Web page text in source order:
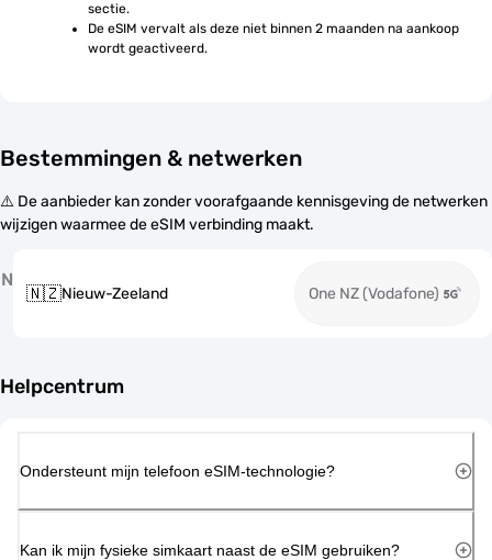
sectie.
De eSIM vervalt als deze niet binnen 2 maanden na aankoop
wordt geactiveerd.
Bestemmingen & netwerken
⚠️ De aanbieder kan zonder voorafgaande kennisgeving de netwerken
wijzigen waarmee de eSIM verbinding maakt.
N
🇳🇿Nieuw-Zeeland One NZ (Vodafone)
Helpcentrum
Ondersteunt mijn telefoon eSIM-technologie?
Kan ik mijn fysieke simkaart naast de eSIM gebruiken?